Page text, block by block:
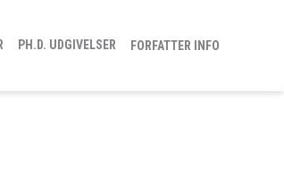
PH.D. UDGIVELSER FORFATTER INFO